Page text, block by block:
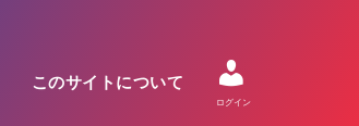
このサイトについて
ログイン